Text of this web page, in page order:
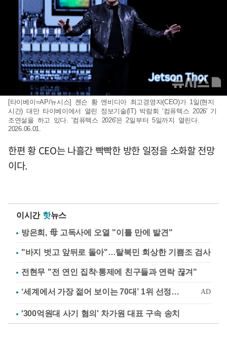
[타이베이=AP/뉴시스] 젠슨 황 엔비디아 최고경영자(CEO)가 1일(현지
시간) 대만 타이베이에서 열린 정보기술(IT) 박람회 ‘컴퓨텍스 2026' 기
조연설을 하고 있다. '컴퓨텍스 2026'은 2일부터 5일까지 열린다.
2026.06.01.
한편 황 CEO는 나흘간 빡빡한 방한 일정을 소화할 전망
이다.
이시간 핫뉴스
방은희, 母 고독사에 오열 "이틀 만에 발견"
"바지 벗고 앞뒤로 돌아"…탈북민 회상한 기쁨조 검사
전현무 "전 연인 집착·통제에 친구들과 연락 끊겨"
'300억원대 사기 혐의' 차가원 대표 구속 송치